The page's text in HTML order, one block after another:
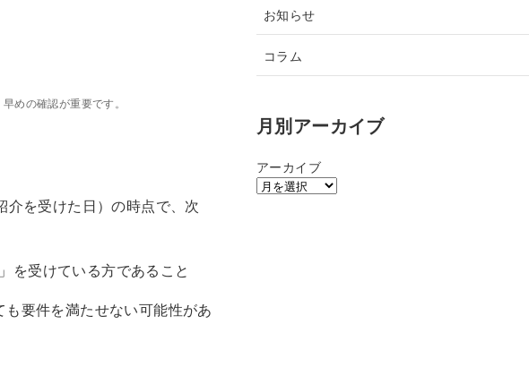
めの確認が重要です。
を受けた日）の時点で、次
を受けている方であること
要件を満たせない可能性があ
お知らせ
コラム
月別アーカイブ
アーカイブ